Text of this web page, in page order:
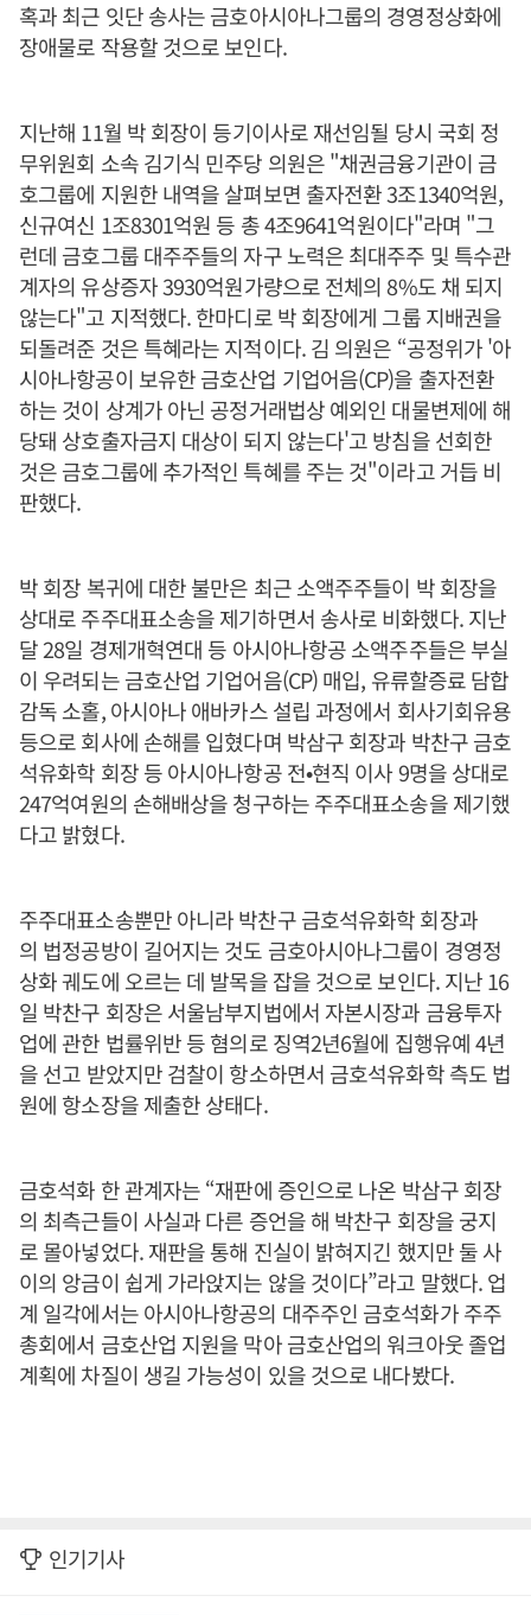
혹과 최근 잇단 송사는 금호아시아나그룹의 경영정상화에
장애물로 작용할 것으로 보인다.
지난해 11월 박 회장이 등기이사로 재선임될 당시 국회 정
무위원회 소속 김기식 민주당 의원은 "채권금융기관이 금
호그룹에 지원한 내역을 살펴보면 출자전환 3조1340억원,
신규여신 1조8301억원 등 총 4조9641억원이다"라며 "그
런데 금호그룹 대주주들의 자구 노력은 최대주주 및 특수관
계자의 유상증자 3930억원가량으로 전체의 8%도 채 되지
않는다"고 지적했다. 한마디로 박 회장에게 그룹 지배권을
되돌려준 것은 특혜라는 지적이다. 김 의원은 “공정위가 '아
시아나항공이 보유한 금호산업 기업어음(CP)을 출자전환
하는 것이 상계가 아닌 공정거래법상 예외인 대물변제에 해
당돼 상호출자금지 대상이 되지 않는다'고 방침을 선회한
것은 금호그룹에 추가적인 특혜를 주는 것"이라고 거듭 비
판했다.
박 회장 복귀에 대한 불만은 최근 소액주주들이 박 회장을
상대로 주주대표소송을 제기하면서 송사로 비화했다. 지난
달 28일 경제개혁연대 등 아시아나항공 소액주주들은 부실
이 우려되는 금호산업 기업어음(CP) 매입, 유류할증료 담합
감독 소홀, 아시아나 애바카스 설립 과정에서 회사기회유용
등으로 회사에 손해를 입혔다며 박삼구 회장과 박찬구 금호
석유화학 회장 등 아시아나항공 전•현직 이사 9명을 상대로
247억여원의 손해배상을 청구하는 주주대표소송을 제기했
다고 밝혔다.
주주대표소송뿐만 아니라 박찬구 금호석유화학 회장과
의 법정공방이 길어지는 것도 금호아시아나그룹이 경영정
상화 궤도에 오르는 데 발목을 잡을 것으로 보인다. 지난 16
일 박찬구 회장은 서울남부지법에서 자본시장과 금융투자
업에 관한 법률위반 등 혐의로 징역2년6월에 집행유예 4년
을 선고 받았지만 검찰이 항소하면서 금호석유화학 측도 법
원에 항소장을 제출한 상태다.
금호석화 한 관계자는 “재판에 증인으로 나온 박삼구 회장
의 최측근들이 사실과 다른 증언을 해 박찬구 회장을 궁지
로 몰아넣었다. 재판을 통해 진실이 밝혀지긴 했지만 둘 사
이의 앙금이 쉽게 가라앉지는 않을 것이다”라고 말했다. 업
계 일각에서는 아시아나항공의 대주주인 금호석화가 주주
총회에서 금호산업 지원을 막아 금호산업의 워크아웃 졸업
계획에 차질이 생길 가능성이 있을 것으로 내다봤다.
인기기사